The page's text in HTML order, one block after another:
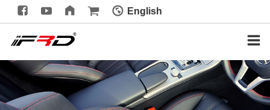
English